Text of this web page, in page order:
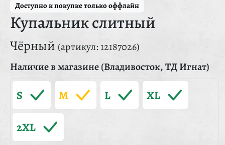
Доступно к покупке только оффлайн
Купальник слитный
Чёрный (артикул: 12187026)
Наличие в магазине (Владивосток, ТД Игнат)
S M L XL
2XL